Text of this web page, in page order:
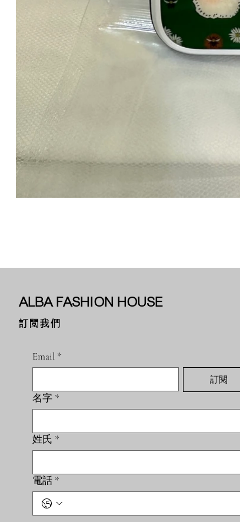
ALBA FASHION HOUSE
訂閱我們
Email *
訂閱
名字 *
姓氏 *
電話 *